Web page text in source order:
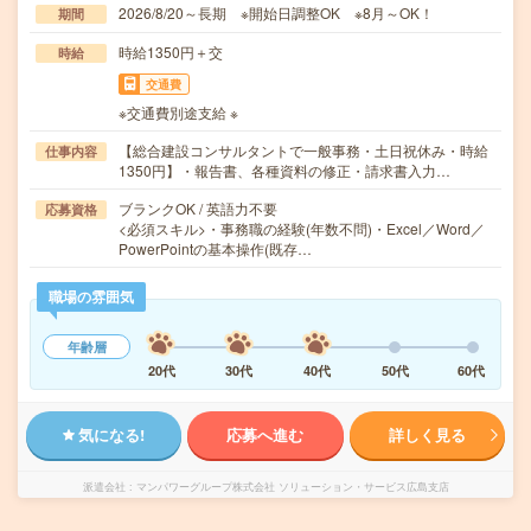
期間 2026/8/20～長期 ※開始日調整OK ※8月～OK！
時給 時給1350円＋交
交通費
※交通費別途支給 ※
仕事内容
【総合建設コンサルタントで一般事務・土日祝休み・時給
1350円】・報告書、各種資料の修正・請求書入力…
応募資格
ブランクOK / 英語力不要
<必須スキル>・事務職の経験(年数不問)・Excel／Word／
PowerPointの基本操作(既存…
職場の雰囲気
年齢層
20代
30代 40代 50代 60代
気になる! 応募へ進む 詳しく見る
派遣会社 マンパワーグループ株式会社 ソリューション・サービス広島支店